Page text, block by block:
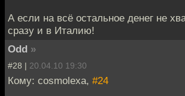
А если на всё остальное денег не
сразу и в Италию!
Odd »
#28 | 20.04.10 19:30
Кому: cosmolexa, #24